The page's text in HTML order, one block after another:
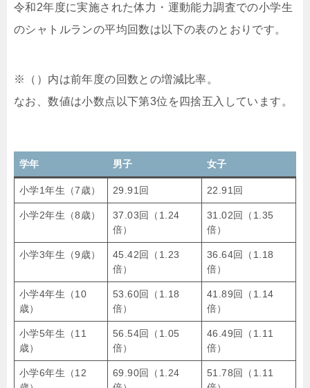
令和2年度に実施された体力・運動能力調査での小学生
のシャトルランの平均回数は以下の表のとおりです。
※（）内は前年度の回数との増減比率。
なお、数値は小数点以下第3位を四捨五入しています。
学年 男子 女子
小学1年生（7歳） 29.91回 22.91回
小学2年生（8歳）
37.03回（1.24
倍）
31.02回（1.35
倍）
小学3年生（9歳）
45.42回（1.23
倍）
36.64回（1.18
倍）
小学4年生（10
歳）
53.60回（1.18
倍）
41.89回（1.14
倍）
小学5年生（11
歳）
56.54回（1.05
倍）
46.49回（1.11
倍）
小学6年生（12
69.90回（1.24
51.78回（1.11